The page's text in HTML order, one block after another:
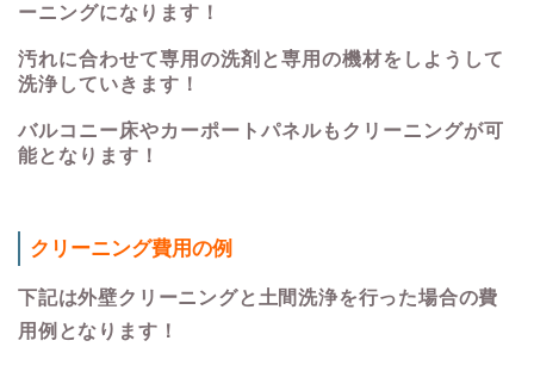
ーニングになります！
汚れに合わせて専用の洗剤と専用の機材をしようして
洗浄していきます！
バルコニー床やカーポートパネルもクリーニングが可
能となります！
クリーニング費用の例
下記は外壁クリーニングと土間洗浄を行った場合の費
用例となります！